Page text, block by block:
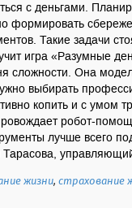
с деньгами.
формировать
Такие задачи
игра «Разумные
сложности. Она
выбирать
копить и с умом
робот-
лучше всего
Тарасова,
жизни,страхование